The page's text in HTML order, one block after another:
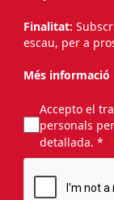
Finalitat:
escau, per a
Més informació
Accepto el
personals
detallada. *